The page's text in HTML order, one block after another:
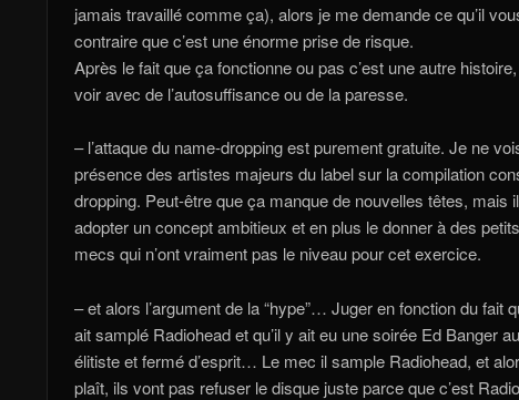
jamais travaillé comme ça), alors je me demande ce qu’il
contraire que c’est une énorme prise de risque.
Après le fait que ça fonctionne ou pas c’est une autre
voir avec de l’autosuffisance ou de la paresse.
– l’attaque du name-dropping est purement gratuite. Je ne
présence des artistes majeurs du label sur la compilation
dropping. Peut-être que ça manque de nouvelles têtes, mais
adopter un concept ambitieux et en plus le donner à des
mecs qui n’ont vraiment pas le niveau pour cet exercice.
– et alors l’argument de la “hype”… Juger en fonction du fait
ait samplé Radiohead et qu’il y ait eu une soirée Ed Banger
élitiste et fermé d’esprit… Le mec il sample Radiohead, et
plaît, ils vont pas refuser le disque juste parce que c’est